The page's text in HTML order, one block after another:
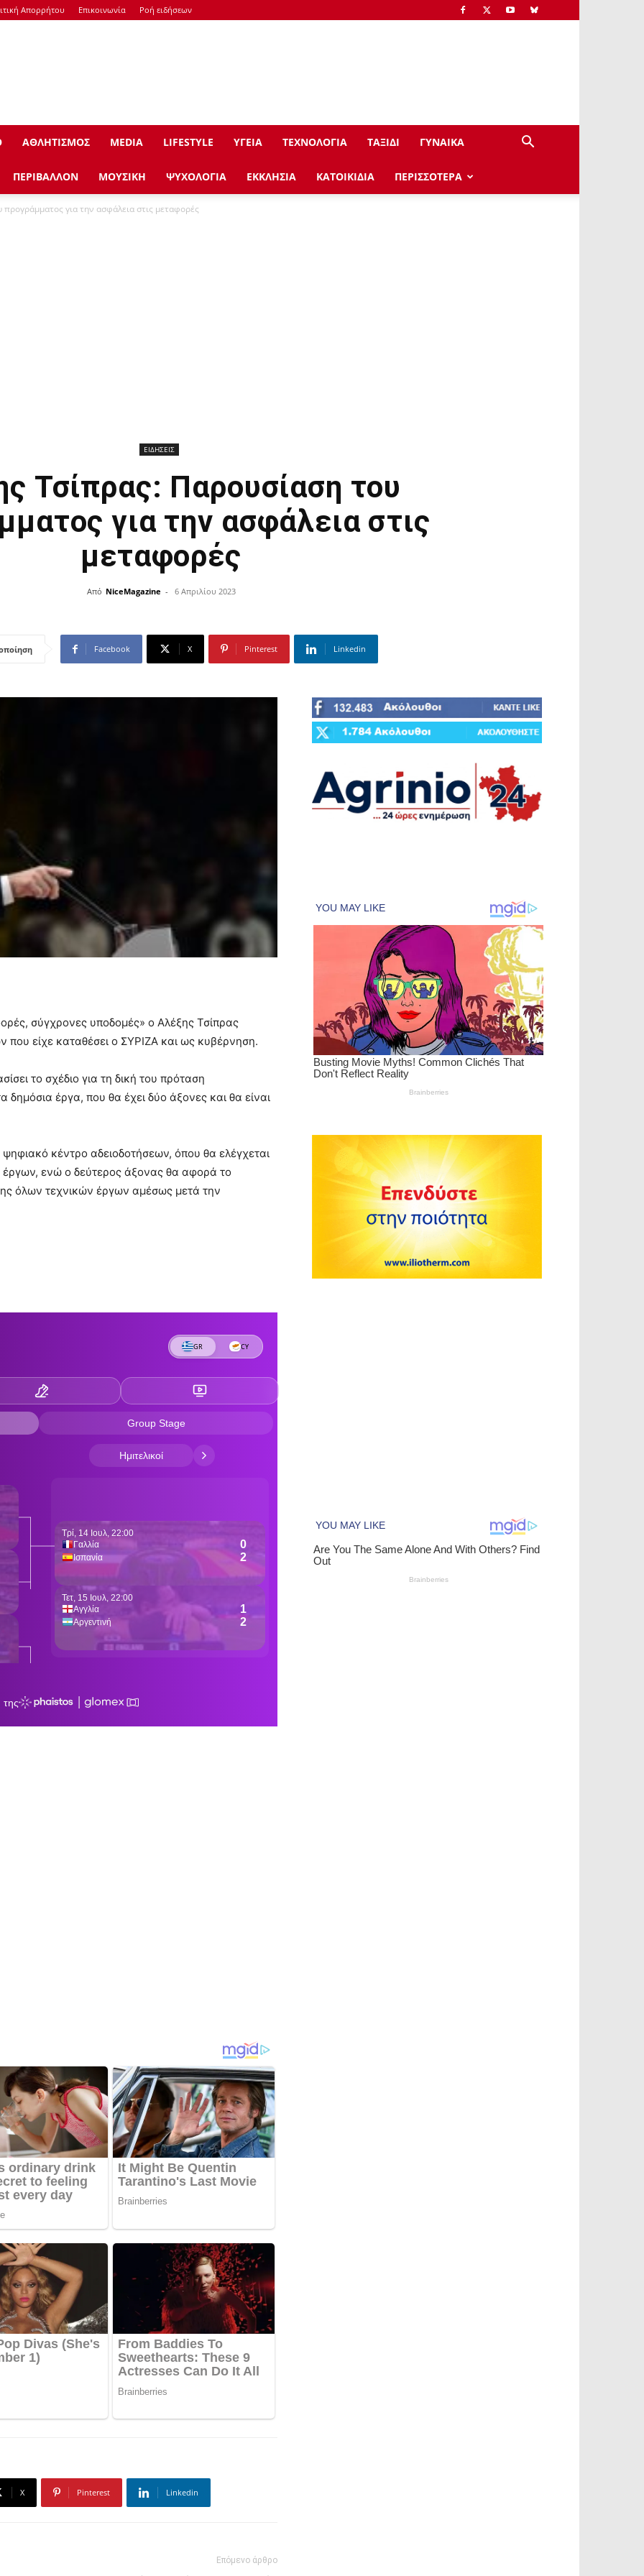
Απορρήτου Επικοινωνία Ροή ειδήσεων
ΑΘΛΗΤΙΣΜΟΣ ΜEDIA LIFESTYLE ΥΓΕΙΑ ΤΕΧΝΟΛΟΓΙΑ ΤΑΞΙΔΙ ΓΥΝΑΙΚΑ
ΠΕΡΙΒΑΛΛΟΝ ΜΟΥΣΙΚΗ ΨΥΧΟΛΟΓΙΑ ΕΚΚΛΗΣΙΑ ΚΑΤΟΙΚΙΔΙΑ ΠΕΡΙΣΣΟΤΕΡΑ
για την ασφάλεια στις μεταφορές
ΕΙΔΗΣΕΙΣ
Τσίπρας: Παρουσίαση του
για την ασφάλεια στις
μεταφορές
Από NiceMagazine - 6 Απριλίου 2023
Facebook X Pinterest Linkedin
σύγχρονες υποδομές» ο Αλέξης Τσίπρας
που είχε καταθέσει ο ΣΥΡΙΖΑ και ως κυβέρνηση.
το σχέδιο για τη δική του πρόταση
δημόσια έργα, που θα έχει δύο άξονες και θα είναι
κέντρο αδειοδοτήσεων, όπου θα ελέγχεται
έργων, ενώ ο δεύτερος άξονας θα αφορά το
όλων τεχνικών έργων αμέσως μετά την
X Pinterest Linkedin
Επόμενο άρθρο